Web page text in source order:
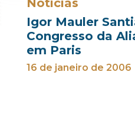
Notícias
Igor Mauler
Congresso da
em Paris
16 de janeiro de 2006